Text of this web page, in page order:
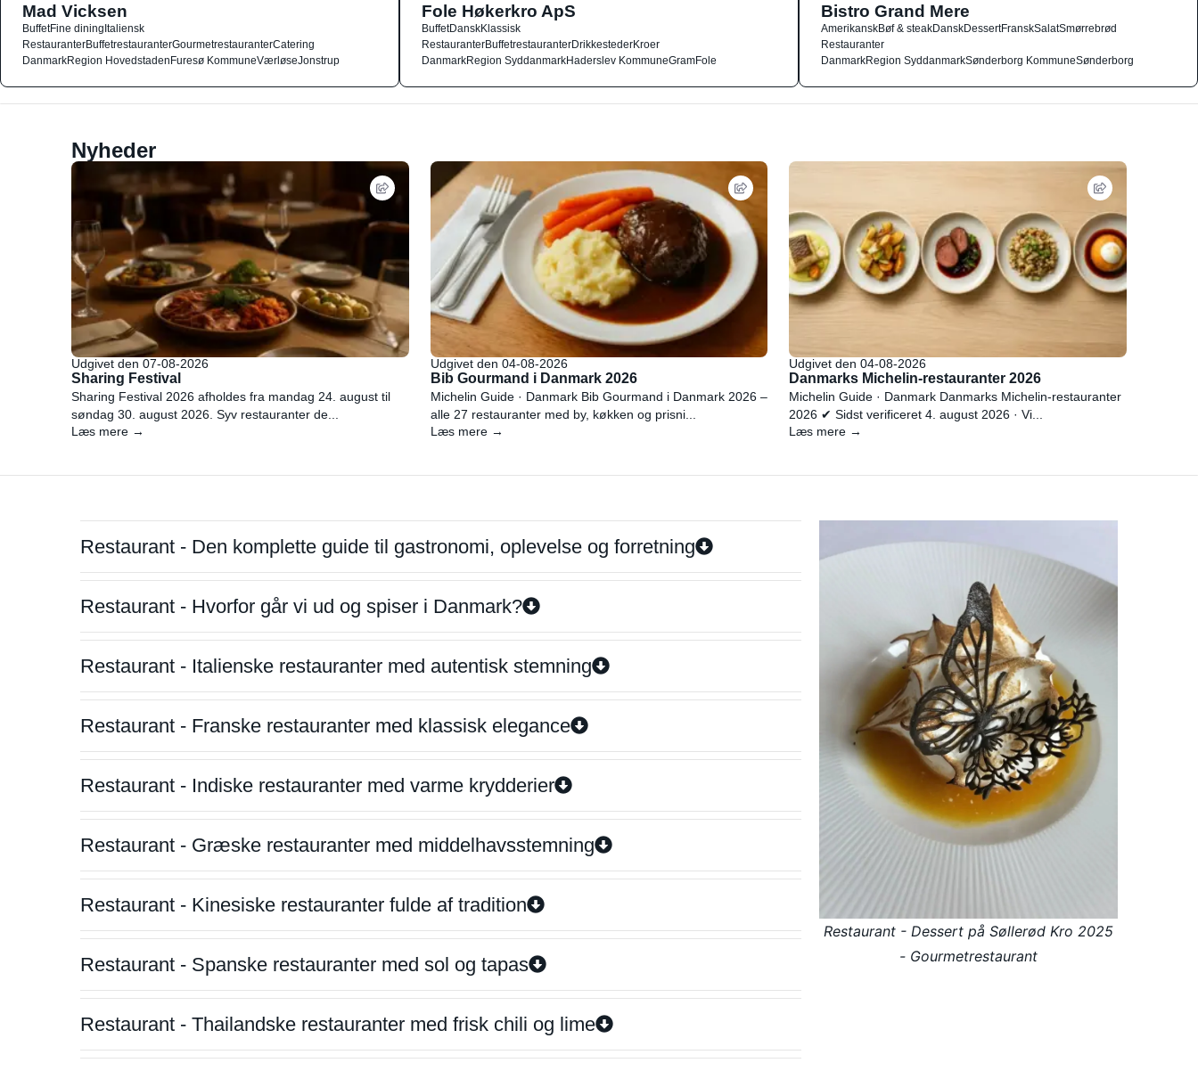
Mad Vicksen
BuffetFine diningItaliensk
RestauranterBuffetrestauranterGourmetrestauranterCatering
DanmarkRegion HovedstadenFuresø KommuneVærløseJonstrup
Fole Høkerkro ApS
BuffetDanskKlassisk
RestauranterBuffetrestauranterDrikkestederKroer
DanmarkRegion SyddanmarkHaderslev KommuneGramFole
Bistro Grand Mere
AmerikanskBøf & steakDanskDessertFranskSalatSmørrebrød
Restauranter
DanmarkRegion SyddanmarkSønderborg KommuneSønderborg
Nyheder
Udgivet den 07-08-2026
Sharing Festival
Sharing Festival 2026 afholdes fra mandag 24. august til
søndag 30. august 2026. Syv restauranter de...
Læs mere →
Udgivet den 04-08-2026
Bib Gourmand i Danmark 2026
Michelin Guide · Danmark Bib Gourmand i Danmark 2026 –
alle 27 restauranter med by, køkken og prisni...
Læs mere →
Udgivet den 04-08-2026
Danmarks Michelin-restauranter 2026
Michelin Guide · Danmark Danmarks Michelin-restauranter
2026 ✔ Sidst verificeret 4. august 2026 · Vi...
Læs mere →
Restaurant - Den komplette guide til gastronomi, oplevelse og forretning
Restaurant - Hvorfor går vi ud og spiser i Danmark?
Restaurant - Italienske restauranter med autentisk stemning
Restaurant - Franske restauranter med klassisk elegance
Restaurant - Indiske restauranter med varme krydderier
Restaurant - Græske restauranter med middelhavsstemning
Restaurant - Kinesiske restauranter fulde af tradition
Restaurant - Spanske restauranter med sol og tapas
Restaurant - Thailandske restauranter med frisk chili og lime
Restaurant - Dessert på Søllerød Kro 2025
- Gourmetrestaurant